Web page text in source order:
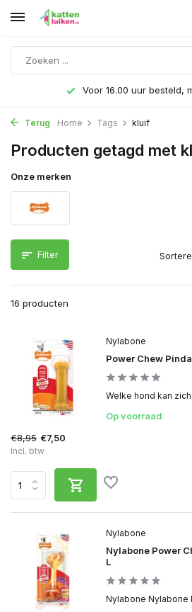
Voor 16.00 uur besteld, morgen in
Terug Home Tags kluif
Producten getagd met
Onze merken
Filter
16 producten
Nylabone
Nylabone Power
L
Nylabone Nylabone
Nylabone
Power Chew
Welke hond kan
Op voorraad
€8,95 €7,50
Incl. btw